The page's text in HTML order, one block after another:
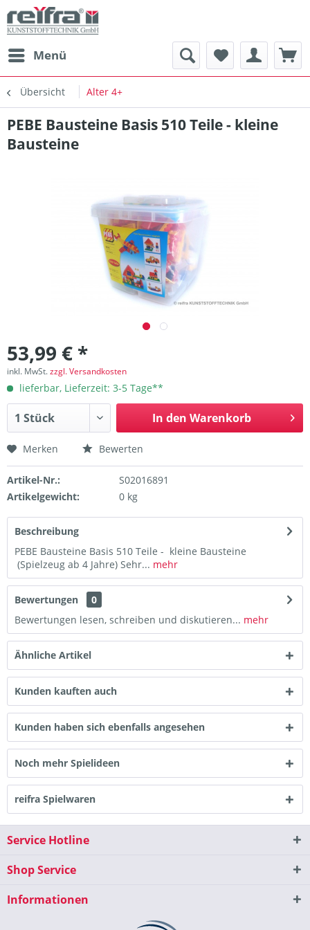
Menü
Übersicht Alter 4+
PEBE Bausteine Basis 510 Teile - kleine
Bausteine
53,99 € *
inkl. MwSt.zzgl. Versandkosten
lieferbar, Lieferzeit: 3-5 Tage**
In den Warenkorb
Merken Bewerten
Artikel-Nr.:
S02016891
Artikelgewicht:
0 kg
Beschreibung
PEBE Bausteine Basis 510 Teile - kleine Bausteine
(Spielzeug ab 4 Jahre) Sehr... mehr
Bewertungen
0
Bewertungen lesen, schreiben und diskutieren... mehr
Ähnliche Artikel
Kunden kauften auch
Kunden haben sich ebenfalls angesehen
Noch mehr Spielideen
reifra Spielwaren
Service Hotline
Shop Service
Informationen